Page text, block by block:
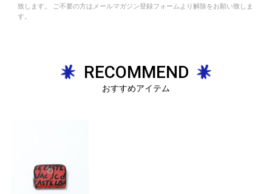
致します。 ご不要の方はメールマガジン登録フォームより解除をお願い致しま
す。
RECOMMEND
おすすめアイテム